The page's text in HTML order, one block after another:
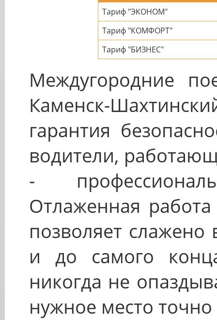
Тариф "ЭКОНОМ"
Тариф "КОМФОРТ"
Тариф "БИЗНЕС"
Междугородние
Каменск-
гарантия
водители,
-
Отлаженная
позволяет
и до самого
никогда не
нужное место точно